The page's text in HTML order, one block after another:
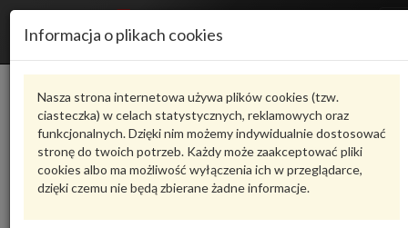
Informacja o plikach cookies
Nasza strona internetowa używa plików cookies (tzw.
ciasteczka) w celach statystycznych, reklamowych oraz
funkcjonalnych. Dzięki nim możemy indywidualnie dostosować
stronę do twoich potrzeb. Każdy może zaakceptować pliki
cookies albo ma możliwość wyłączenia ich w przeglądarce,
dzięki czemu nie będą zbierane żadne informacje.
Karta produktu
N91126201VAG
VAG - produkt oryginalny VW AUDI SEAT SKODA